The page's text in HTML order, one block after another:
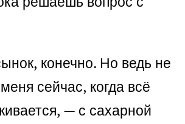
конечно. Но ведь не
сейчас, когда всё
— с сахарной